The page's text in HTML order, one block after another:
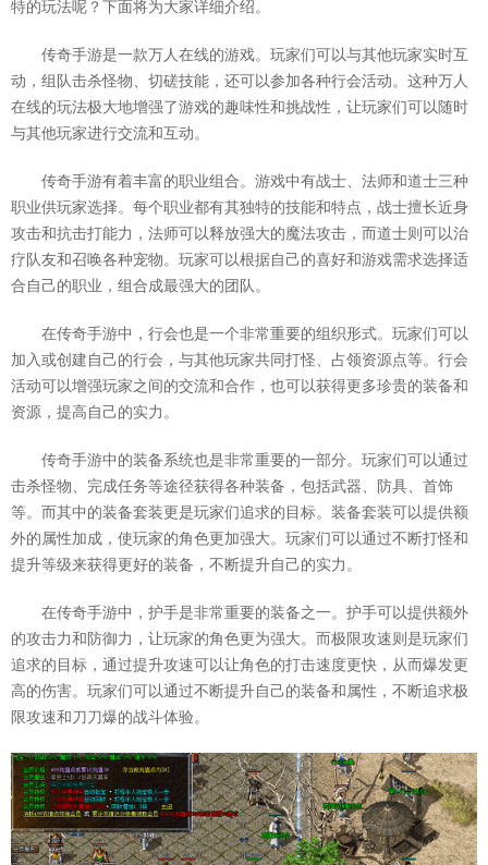
特的玩法呢？下面将为大家详细介绍。
传奇手游是一款万人在线的游戏。玩家们可以与其他玩家实时互
动，组队击杀怪物、切磋技能，还可以参加各种行会活动。这种万人
在线的玩法极大地增强了游戏的趣味性和挑战性，让玩家们可以随时
与其他玩家进行交流和互动。
传奇手游有着丰富的职业组合。游戏中有战士、法师和道士三种
职业供玩家选择。每个职业都有其独特的技能和特点，战士擅长近身
攻击和抗击打能力，法师可以释放强大的魔法攻击，而道士则可以治
疗队友和召唤各种宠物。玩家可以根据自己的喜好和游戏需求选择适
合自己的职业，组合成最强大的团队。
在传奇手游中，行会也是一个非常重要的组织形式。玩家们可以
加入或创建自己的行会，与其他玩家共同打怪、占领资源点等。行会
活动可以增强玩家之间的交流和合作，也可以获得更多珍贵的装备和
资源，提高自己的实力。
传奇手游中的装备系统也是非常重要的一部分。玩家们可以通过
击杀怪物、完成任务等途径获得各种装备，包括武器、防具、首饰
等。而其中的装备套装更是玩家们追求的目标。装备套装可以提供额
外的属性加成，使玩家的角色更加强大。玩家们可以通过不断打怪和
提升等级来获得更好的装备，不断提升自己的实力。
在传奇手游中，护手是非常重要的装备之一。护手可以提供额外
的攻击力和防御力，让玩家的角色更为强大。而极限攻速则是玩家们
追求的目标，通过提升攻速可以让角色的打击速度更快，从而爆发更
高的伤害。玩家们可以通过不断提升自己的装备和属性，不断追求极
限攻速和刀刀爆的战斗体验。